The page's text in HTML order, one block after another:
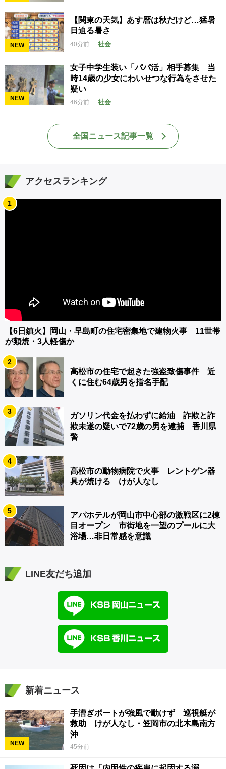
NEW
【関東の天気】あす暦は秋だけど…猛暑
日迫る暑さ
40分前 社会
NEW
女子中学生装い「パパ活」相手募集 当
時14歳の少女にわいせつな行為をさせた
疑い
46分前 社会
全国ニュース記事一覧
アクセスランキング
1
【6日鎮火】岡山・早島町の住宅密集地で建物火事 11世帯
が類焼・3人軽傷か
2
高松市の住宅で起きた強盗致傷事件 近
くに住む64歳男を指名手配
3
ガソリン代金を払わずに給油 詐欺と詐
欺未遂の疑いで72歳の男を逮捕 香川県
警
4
高松市の動物病院で火事 レントゲン器
具が焼ける けが人なし
5
アパホテルが岡山市中心部の激戦区に2棟
目オープン 市街地を一望のプールに大
浴場…非日常感を意識
LINE友だち追加
新着ニュース
NEW
手漕ぎボートが強風で動けず 巡視艇が
救助 けが人なし・笠岡市の北木島南方
沖
45分前